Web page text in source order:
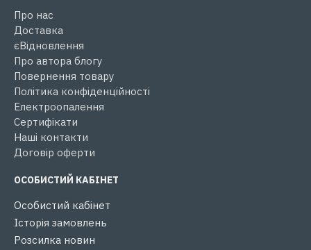
Про нас
Доставка
єВідновлення
Про автора блогу
Повернення товару
Політика конфіденційності
Електроопалення
Сертифікати
Наші контакти
Договір оферти
ОСОБИСТИЙ КАБІНЕТ
Особистий кабінет
Історія замовлень
Розсилка новин